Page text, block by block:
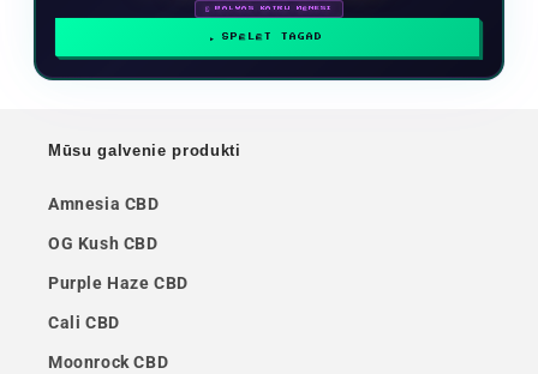
🗓 BALVAS KATRU MĒNESI
SPĒLĒT TAGAD
Mūsu galvenie produkti
Amnesia CBD
OG Kush CBD
Purple Haze CBD
Cali CBD
Moonrock CBD